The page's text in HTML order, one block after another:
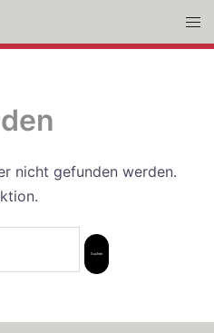
nicht gefunden werden.